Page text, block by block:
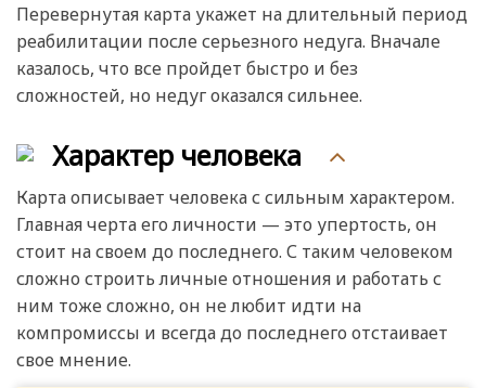
Перевернутая карта укажет на длительный период
реабилитации после серьезного недуга. Вначале
казалось, что все пройдет быстро и без
сложностей, но недуг оказался сильнее.
Характер человека
Карта описывает человека с сильным характером.
Главная черта его личности — это упертость, он
стоит на своем до последнего. С таким человеком
сложно строить личные отношения и работать с
ним тоже сложно, он не любит идти на
компромиссы и всегда до последнего отстаивает
свое мнение.